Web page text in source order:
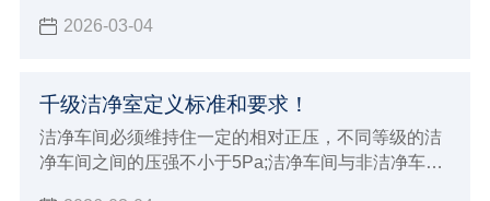
搬运过程中，也会有附着灰尘及微生物的危险，所以
2026-03-04
千级洁净室定义标准和要求！
洁净车间必须维持住一定的相对正压，不同等级的洁
净车间之间的压强不小于5Pa;洁净车间与非洁净车间